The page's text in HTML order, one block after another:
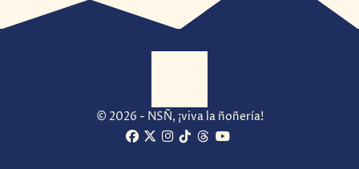
© 2026 - NSÑ, ¡viva la ñoñería!